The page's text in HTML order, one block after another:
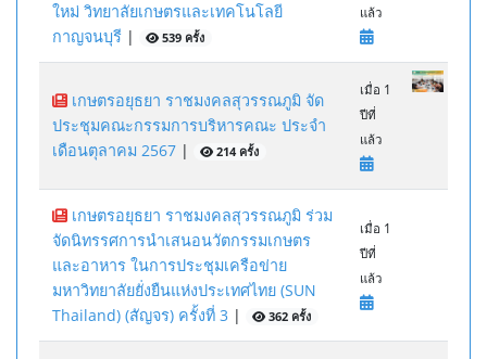
ใหม่ วิทยาลัยเกษตรและเทคโนโลยี
กาญจนบุรี | 539 ครั้ง
แล้ว
เกษตรอยุธยา ราชมงคลสุวรรณภูมิ จัด
ประชุมคณะกรรมการบริหารคณะ ประจำ
เดือนตุลาคม 2567 | 214 ครั้ง
เมื่อ 1
ปีที่
แล้ว
เกษตรอยุธยา ราชมงคลสุวรรณภูมิ ร่วม
จัดนิทรรศการนำเสนอนวัตกรรมเกษตร
และอาหาร ในการประชุมเครือข่าย
มหาวิทยาลัยยั่งยืนแห่งประเทศไทย (SUN
Thailand) (สัญจร) ครั้งที่ 3 | 362 ครั้ง
เมื่อ 1
ปีที่
แล้ว